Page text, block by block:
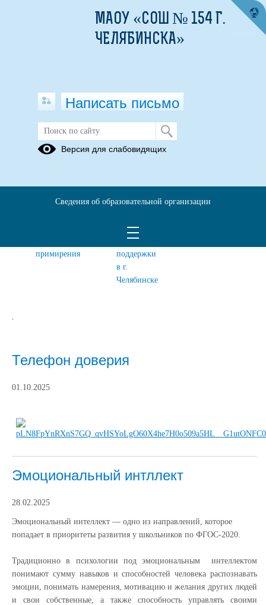
Социально-психологическое
сопровождение
родителям
примирения
Службы
психологической
поддержки
в г.
Челябинске
.
Телефон доверия
01.10.2025
Эмоциональный интллект
28.02.2025
Эмоциональный интеллект — одно из направлений, которое
попадает в приоритеты развития у школьников по ФГОС-2020.
Традиционно в психологии под эмоциональным интеллектом
понимают сумму навыков и способностей человека распознавать
эмоции, понимать намерения, мотивацию и желания других людей
и свои собственные, а также способность управлять своими
МАОУ «СОШ № 154 Г.
ЧЕЛЯБИНСКА»
Написать письмо
Версия для слабовидящих
Сведения об образовательной организации